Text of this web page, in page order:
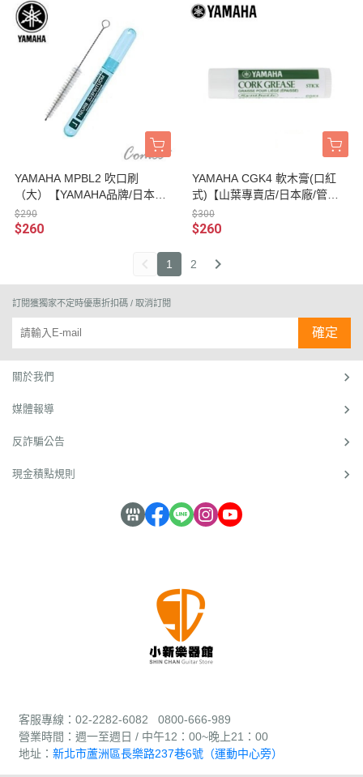
YAMAHA MPBL2 吹口刷
（大）【YAMAHA品牌/日本廠/
管樂器保養品】
$290
$260
YAMAHA CGK4 軟木膏(口紅
式)【山葉專賣店/日本廠/管樂
器保養品】
$300
$260
1 2
客服專線：02-2282-6082 0800-666-989
營業時間：週一至週日 / 中午12：00~晚上21：00
地址： 新北市蘆洲區長樂路237巷6號（運動中心旁）
訂閱獲獨家不定時優惠折扣碼 / 取消訂閱
確定
關於我們
媒體報導
反詐騙公告
現金積點規則